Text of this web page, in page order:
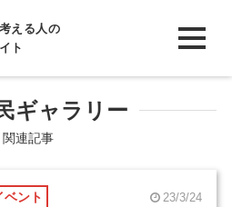
える人の
ト
ギャラリー
関連記事
ベント 23/3/24